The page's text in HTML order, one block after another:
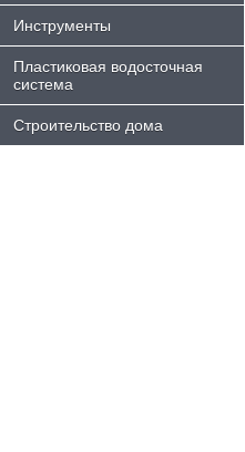
Инструменты
Пластиковая водосточная
система
Строительство дома